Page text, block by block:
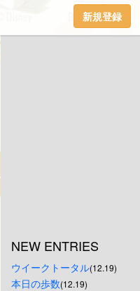
新規登録
NEW ENTRIES
ウイークトータル(12.19)
本日の歩数(12.19)